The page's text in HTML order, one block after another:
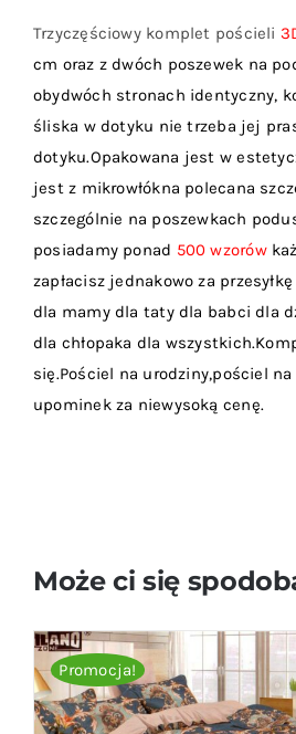
Trzyczęściowy komplet pościeli
cm oraz z dwóch poszewek na
obydwóch stronach identyczny,
śliska w dotyku nie trzeba jej
dotyku.Opakowana jest w
jest z mikrowłókna polecana
szczególnie na poszewkach
posiadamy ponad 500 wzorów
zapłacisz jednakowo za
dla mamy dla taty dla babci dla
dla chłopaka dla
się.Pościel na urodziny,pościel
upominek za niewysoką cenę.
Może ci się
Promocja!